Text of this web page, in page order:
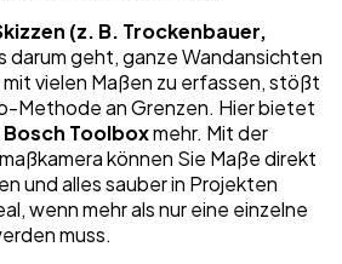
(z. B. Trockenbauer,
darum geht, ganze Wandansichten
vielen Maßen zu erfassen, stößt
Methode an Grenzen. Hier bietet
Bosch Toolboxmehr. Mit der
können Sie Maße direkt
und alles sauber in Projekten
wenn mehr als nur eine einzelne
muss.